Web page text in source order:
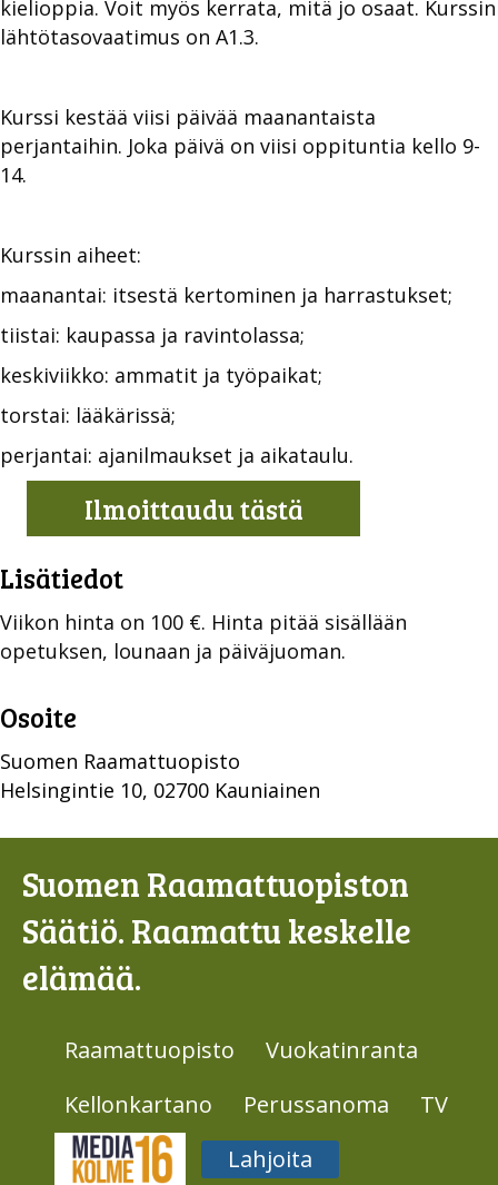
kielioppia. Voit myös kerrata, mitä jo osaat. Kurssin
lähtötasovaatimus on A1.3.
Kurssi kestää viisi päivää maanantaista
perjantaihin. Joka päivä on viisi oppituntia kello 9-
14.
Kurssin aiheet:
maanantai: itsestä kertominen ja harrastukset;
tiistai: kaupassa ja ravintolassa;
keskiviikko: ammatit ja työpaikat;
torstai: lääkärissä;
perjantai: ajanilmaukset ja aikataulu.
Ilmoittaudu tästä
Lisätiedot
Viikon hinta on 100 €. Hinta pitää sisällään
opetuksen, lounaan ja päiväjuoman.
Osoite
Suomen Raamattuopisto
Helsingintie 10, 02700 Kauniainen
Suomen Raamattuopiston
Säätiö. Raamattu keskelle
elämää.
Raamattuopisto
Vuokatinranta
Kellonkartano
Perussanoma
TV
Media316
Lahjoita